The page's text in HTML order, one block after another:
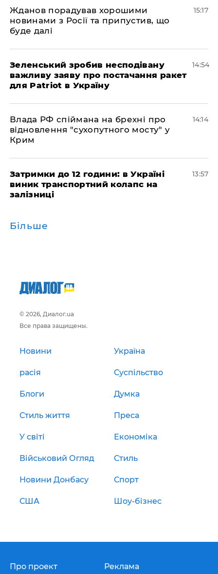
Жданов порадував хорошими
новинами з Росії та припустив, що
буде далі
15:17
Зеленський зробив несподівану
важливу заяву про постачання ракет
для Patriot в Україну
14:54
Влада РФ спіймана на брехні про
відновлення "сухопутного мосту" у
Крим
14:14
Затримки до 12 години: в Україні
виник транспортний колапс на
залізниці
13:57
Більше
© 2026, Диалог.ua
Все права защищены.
Новини Україна
расія Суспільство
Блоги Думка
Стиль життя Преса
У світі Економіка
Військовий Огляд Стиль
Новини Донбасу Спорт
США Шоу-бізнес
Про проект Реклама